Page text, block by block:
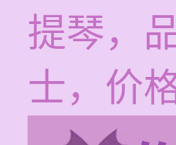
提琴，
士，价